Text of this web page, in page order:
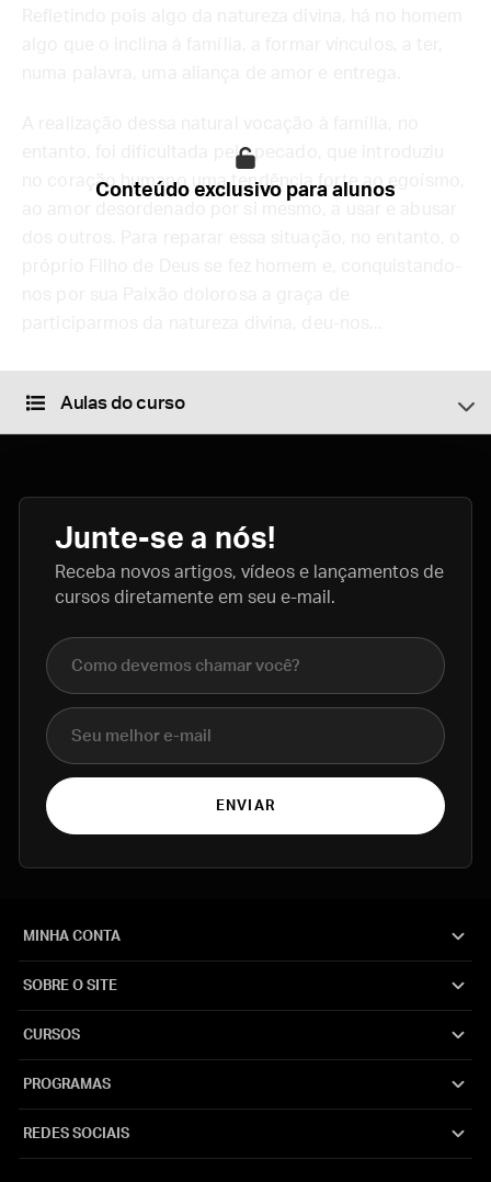
entanto, foi dificultada pelo pecado, que introduziu
no coração humano uma tendência forte ao egoísmo,
Conteúdo exclusivo para alunos
Aulas do curso
Junte-se a nós!
Receba novos artigos, vídeos e lançamentos de
cursos diretamente em seu e-mail.
Nome completo
E-mail
ENVIAR
MINHA CONTA
SOBRE O SITE
CURSOS
PROGRAMAS
REDES SOCIAIS